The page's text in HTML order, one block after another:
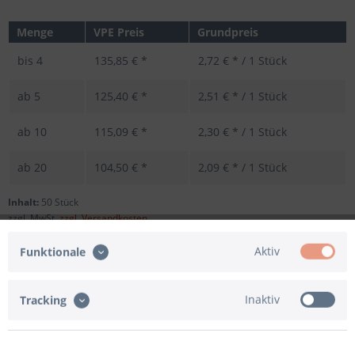
Menge VPE Preis
Grundpreis
bis 4 135,85 € * 2,72 € * / 1 Stück
ab 5 125,40 € * 2,51 € * / 1 Stück
ab 10 115,09 € * 2,30 € * / 1 Stück
ab 20 104,50 € * 2,09 € * / 1 Stück
Inhalt: 50 Stück
zzgl. MwSt.zzgl. Versandkosten
Funktionale Aktiv
Tracking Inaktiv